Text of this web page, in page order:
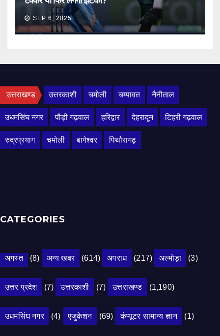
SEP 6, 2025
उत्तराखण्ड उत्तरकाशी चमोली चम्पावत नैनीताल
उधमसिंघ नगर पौड़ी गढ़वाल हरिद्वार देहरादून टिहरी गढ़वाल
रुद्रप्रयाग चमोली बागेश्वर पिथौरागढ़
CATEGORIES
अगस्त (8) अन्य खबर (614) अपराध (217) अल्मोड़ा (3)
उत्तर प्रदेश (7) उत्तरकाशी (7) उत्तराखण्ड (1,190)
उधमसिंघ नगर (4) एजुकेशन (69) कंप्यूटर सामान्य ज्ञान (1)